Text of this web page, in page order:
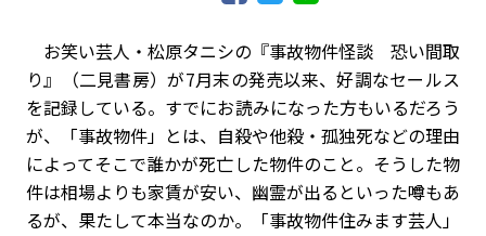
お笑い芸人・松原タニシの『事故物件怪談 恐い間取
り』（二見書房）が7月末の発売以来、好調なセールス
を記録している。すでにお読みになった方もいるだろう
が、「事故物件」とは、自殺や他殺・孤独死などの理由
によってそこで誰かが死亡した物件のこと。そうした物
件は相場よりも家賃が安い、幽霊が出るといった噂もあ
るが、果たして本当なのか。「事故物件住みます芸人」